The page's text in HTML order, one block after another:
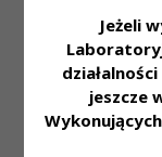
Jeżeli
jeszcze
karty
możliwość
medycznej •
najnowszej